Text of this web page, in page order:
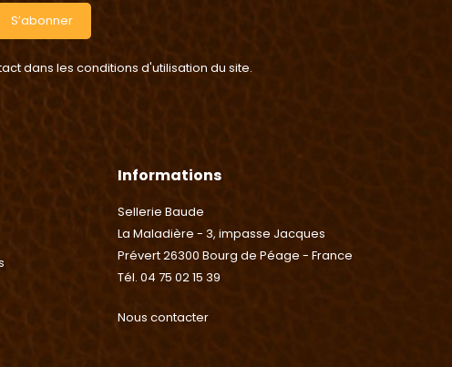
S’abonner
dans les conditions d'utilisation du site.
Informations
Sellerie Baude
La Maladière - 3, impasse Jacques
Prévert 26300 Bourg de Péage - France
Tél. 04 75 02 15 39
Nous contacter